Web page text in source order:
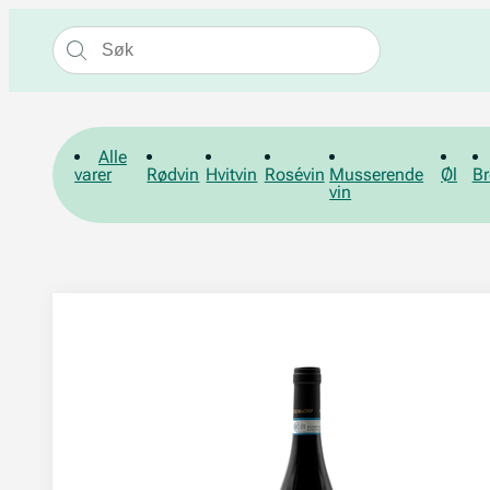
Alle
varer
Rødvin Hvitvin Rosévin Musserende
vin
Øl